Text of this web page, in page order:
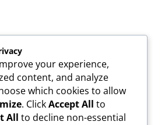
your experience,
content, and analyze
which cookies to allow
. ClickAccept All to
All to decline non-essential